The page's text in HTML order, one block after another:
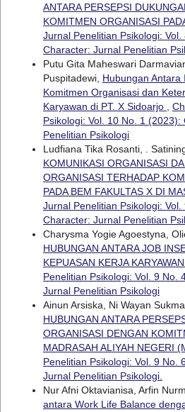
ANTARA PERSEPSI
KOMITMEN ORGANISASI
Jurnal Penelitian Psikologi:
Character: Jurnal Penelitian
Putu Gita Maheswari
Puspitadewi, Hubungan Antara
Komitmen Organisasi dan
Karyawan di PT. X Sidoarjo ,
Psikologi: Vol. 10 No. 1
Penelitian Psikologi
Ludfiana Tika Rosanti, .
KOMUNIKASI ORGANISASI
ORGANISASI TERHADAP
PADA BEM FAKULTAS X DI
Jurnal Penelitian Psikologi:
Character: Jurnal Penelitian
Charysma Yogie Agoestyna,
HUBUNGAN ANTARA JOB
KEPUASAN KERJA KARYAWAN
Penelitian Psikologi: Vol. 9 No.
Jurnal Penelitian Psikologi
Ainun Arsiska, Ni Wayan
HUBUNGAN ANTARA
ORGANISASI DENGAN
MADRASAH ALIYAH NEGERI
Penelitian Psikologi: Vol. 9 No.
Jurnal Penelitian Psikologi.
Nur Afni Oktavianisa, Arfin
antara Work Life Balance